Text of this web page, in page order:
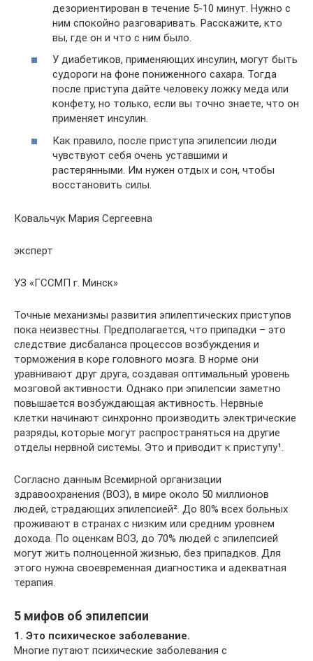
дезориентирован в течение 5-10 минут. Нужно с
ним спокойно разговаривать. Расскажите, кто
вы, где он и что с ним было.
У диабетиков, применяющих инсулин, могут быть
судороги на фоне пониженного сахара. Тогда
после приступа дайте человеку ложку меда или
конфету, но только, если вы точно знаете, что он
применяет инсулин.
Как правило, после приступа эпилепсии люди
чувствуют себя очень уставшими и
растерянными. Им нужен отдых и сон, чтобы
восстановить силы.
Ковальчук Мария Сергеевна
эксперт
УЗ «ГССМП г. Минск»
Точные механизмы развития эпилептических приступов
пока неизвестны. Предполагается, что припадки – это
следствие дисбаланса процессов возбуждения и
торможения в коре головного мозга. В норме они
уравнивают друг друга, создавая оптимальный уровень
мозговой активности. Однако при эпилепсии заметно
повышается возбуждающая активность. Нервные
клетки начинают синхронно производить электрические
разряды, которые могут распространяться на другие
отделы нервной системы. Это и приводит к приступу¹.
Согласно данным Всемирной организации
здравоохранения (ВОЗ), в мире около 50 миллионов
людей, страдающих эпилепсией². До 80% всех больных
проживают в странах с низким или средним уровнем
дохода. По оценкам ВОЗ, до 70% людей с эпилепсией
могут жить полноценной жизнью, без припадков. Для
этого нужна своевременная диагностика и адекватная
терапия.
5 мифов об эпилепсии
1. Это психическое заболевание.
Многие путают психические заболевания с